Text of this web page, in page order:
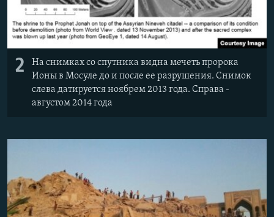
2
На снимках со спутника видна мечеть пророка
Ионы в Мосуле до и после ее разрушения. Снимок
слева датируется ноябрем 2013 года. Справа -
августом 2014 года